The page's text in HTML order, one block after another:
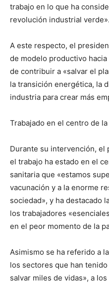
trabajo en lo que ha
revolución industrial verde».
A este respecto, el
de modelo productivo
de contribuir a «salvar el
la transición energética, la
industria para crear más
Trabajado en el centro de
Durante su intervención, el
el trabajo ha estado en el
sanitaria que «estamos
vacunación y a la enorme
sociedad», y ha destacado
los trabajadores
en el peor momento de la
Asimismo se ha referido a
los sectores que han
salvar miles de vidas», a